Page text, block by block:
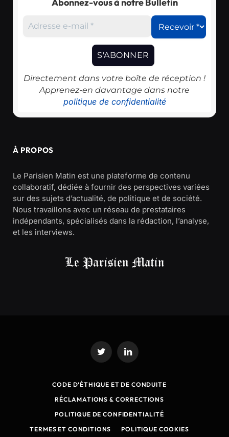
Directement dans votre boîte de réception !
Apprenez-en davantage dans notre
politique de confidentialité
À PROPOS
Le Parisien Matin est une plateforme de contenu
collaboratif, dédiée à fournir des perspectives variées
sur des sujets d’actualité, de politique et de société.
Nous travaillons avec un réseau de prestataires
indépendants, spécialisés dans la rédaction, l’analyse,
et les interviews.
Twitter LinkedIn
CODE D’ÉTHIQUE ET DE CONDUITE
RÉCLAMATIONS & CORRECTIONS
POLITIQUE DE CONFIDENTIALITÉ
TERMES ET CONDITIONS
POLITIQUE COOKIES